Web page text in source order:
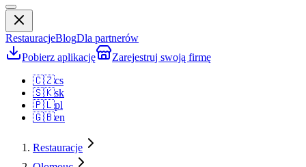
RestauracjeBlogDla partnerów
Pobierz aplikację
Zarejestruj swoją firmę
🇨🇿cs
🇸🇰sk
🇵🇱pl
🇬🇧en
Restauracje